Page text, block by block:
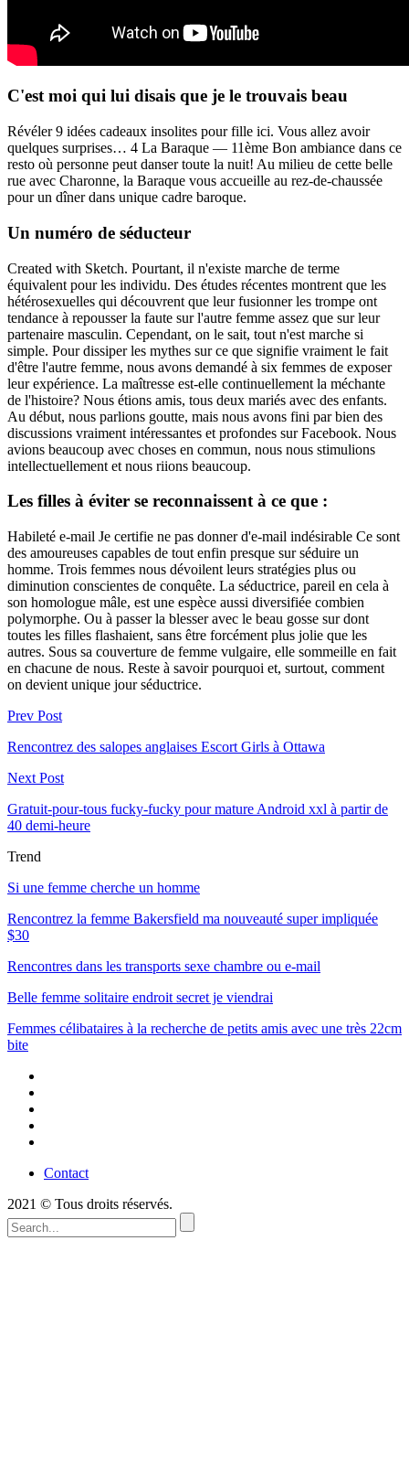
C'est moi qui lui disais que je le trouvais beau
Révéler 9 idées cadeaux insolites pour fille ici. Vous allez avoir
quelques surprises… 4 La Baraque — 11ème Bon ambiance dans ce
resto où personne peut danser toute la nuit! Au milieu de cette belle
rue avec Charonne, la Baraque vous accueille au rez-de-chaussée
pour un dîner dans unique cadre baroque.
Un numéro de séducteur
Created with Sketch. Pourtant, il n'existe marche de terme
équivalent pour les individu. Des études récentes montrent que les
hétérosexuelles qui découvrent que leur fusionner les trompe ont
tendance à repousser la faute sur l'autre femme assez que sur leur
partenaire masculin. Cependant, on le sait, tout n'est marche si
simple. Pour dissiper les mythes sur ce que signifie vraiment le fait
d'être l'autre femme, nous avons demandé à six femmes de exposer
leur expérience. La maîtresse est-elle continuellement la méchante
de l'histoire? Nous étions amis, tous deux mariés avec des enfants.
Au début, nous parlions goutte, mais nous avons fini par bien des
discussions vraiment intéressantes et profondes sur Facebook. Nous
avions beaucoup avec choses en commun, nous nous stimulions
intellectuellement et nous riions beaucoup.
Les filles à éviter se reconnaissent à ce que :
Habileté e-mail Je certifie ne pas donner d'e-mail indésirable Ce sont
des amoureuses capables de tout enfin presque sur séduire un
homme. Trois femmes nous dévoilent leurs stratégies plus ou
diminution conscientes de conquête. La séductrice, pareil en cela à
son homologue mâle, est une espèce aussi diversifiée combien
polymorphe. Ou à passer la blesser avec le beau gosse sur dont
toutes les filles flashaient, sans être forcément plus jolie que les
autres. Sous sa couverture de femme vulgaire, elle sommeille en fait
en chacune de nous. Reste à savoir pourquoi et, surtout, comment
on devient unique jour séductrice.
Prev Post
Rencontrez des salopes anglaises Escort Girls à Ottawa
Next Post
Gratuit-pour-tous fucky-fucky pour mature Android xxl à partir de
40 demi-heure
Trend
Si une femme cherche un homme
Rencontrez la femme Bakersfield ma nouveauté super impliquée
$30
Rencontres dans les transports sexe chambre ou e-mail
Belle femme solitaire endroit secret je viendrai
Femmes célibataires à la recherche de petits amis avec une très 22cm
bite
Contact
2021 © Tous droits réservés.